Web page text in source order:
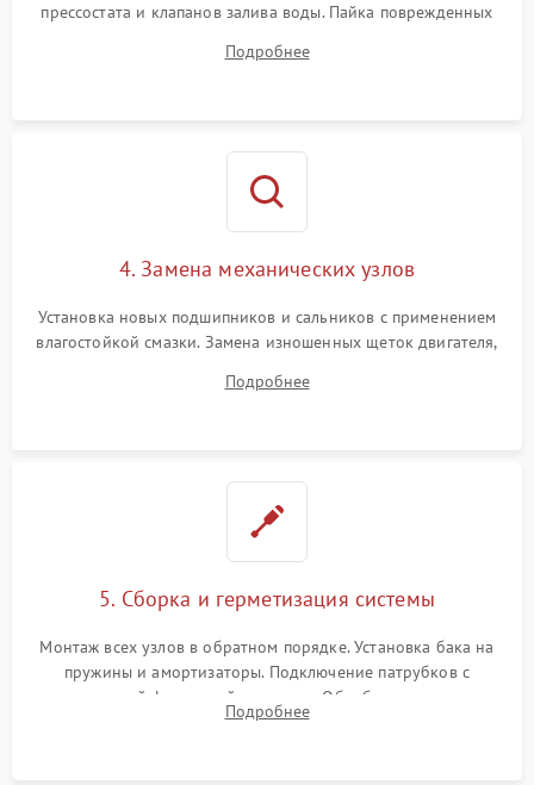
прессостата и клапанов залива воды. Пайка поврежденных
Восстановление целостности проводки и контактов.
Подробнее
4. Замена механических узлов
Установка новых подшипников и сальников с применением
влагостойкой смазки. Замена изношенных щеток двигателя,
или поврежденной резиновой манжеты.
Подробнее
5. Сборка и герметизация системы
Монтаж всех узлов в обратном порядке. Установка бака на
пружины и амортизаторы. Подключение патрубков с
надежной фиксацией хомутами. Обработка стыков
герметиком для предотвращения возможных протечек воды.
Подробнее